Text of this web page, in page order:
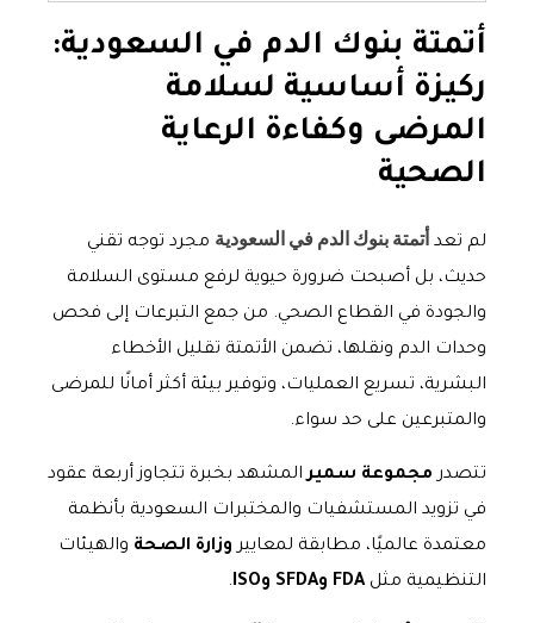
أتمتة بنوك الدم في السعودية:
ركيزة أساسية لسلامة
المرضى وكفاءة الرعاية
الصحية
لم تعد أتمتة بنوك الدم في السعودية مجرد توجه تقني
حديث، بل أصبحت ضرورة حيوية لرفع مستوى السلامة
والجودة في القطاع الصحي. من جمع التبرعات إلى فحص
وحدات الدم ونقلها، تضمن الأتمتة تقليل الأخطاء
البشرية، تسريع العمليات، وتوفير بيئة أكثر أمانًا للمرضى
والمتبرعين على حد سواء.
تتصدر مجموعة سميرالمشهد بخبرة تتجاوز أربعة عقود
في تزويد المستشفيات والمختبرات السعودية بأنظمة
معتمدة عالميًا، مطابقة لمعايير وزارة الصحة والهيئات
التنظيمية مثلFDA وSFDA وISO .